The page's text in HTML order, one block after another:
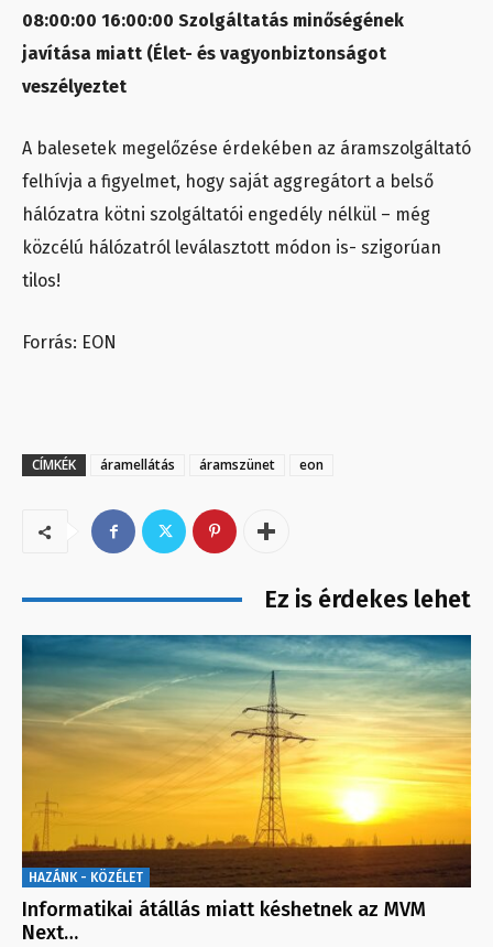
08:00:00 16:00:00 Szolgáltatás minőségének
javítása miatt (Élet- és vagyonbiztonságot
veszélyeztet
A balesetek megelőzése érdekében az áramszolgáltató
felhívja a figyelmet, hogy saját aggregátort a belső
hálózatra kötni szolgáltatói engedély nélkül – még
közcélú hálózatról leválasztott módon is- szigorúan
tilos!
Forrás: EON
CÍMKÉK áramellátás áramszünet eon
Ez is érdekes lehet
HAZÁNK - KÖZÉLET
Informatikai átállás miatt késhetnek az MVM
Next…